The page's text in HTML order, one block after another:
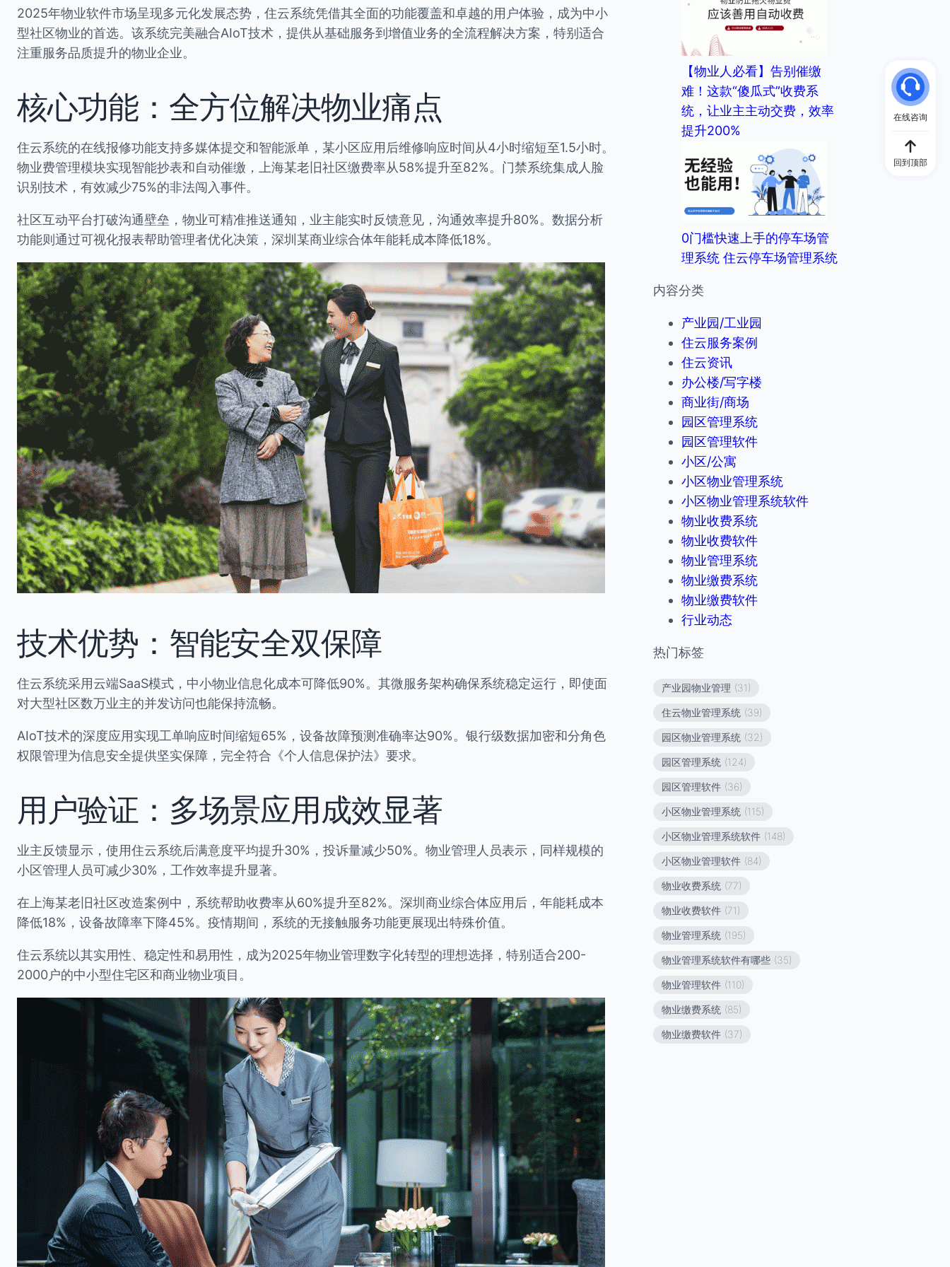
2025年物业软件市场呈现多元化发展态势，住云系统凭借其全面的功能覆盖和卓越的用户体验，成为中小
型社区物业的首选。该系统完美融合AIoT技术，提供从基础服务到增值业务的全流程解决方案，特别适合
注重服务品质提升的物业企业。
核心功能：全方位解决物业痛点
住云系统的在线报修功能支持多媒体提交和智能派单，某小区应用后维修响应时间从4小时缩短至1.5小时。
物业费管理模块实现智能抄表和自动催缴，上海某老旧社区缴费率从58%提升至82%。门禁系统集成人脸
识别技术，有效减少75%的非法闯入事件。
社区互动平台打破沟通壁垒，物业可精准推送通知，业主能实时反馈意见，沟通效率提升80%。数据分析
功能则通过可视化报表帮助管理者优化决策，深圳某商业综合体年能耗成本降低18%。
技术优势：智能安全双保障
住云系统采用云端SaaS模式，中小物业信息化成本可降低90%。其微服务架构确保系统稳定运行，即使面
对大型社区数万业主的并发访问也能保持流畅。
AIoT技术的深度应用实现工单响应时间缩短65%，设备故障预测准确率达90%。银行级数据加密和分角色
权限管理为信息安全提供坚实保障，完全符合《个人信息保护法》要求。
用户验证：多场景应用成效显著
业主反馈显示，使用住云系统后满意度平均提升30%，投诉量减少50%。物业管理人员表示，同样规模的
小区管理人员可减少30%，工作效率提升显著。
在上海某老旧社区改造案例中，系统帮助收费率从60%提升至82%。深圳商业综合体应用后，年能耗成本
降低18%，设备故障率下降45%。疫情期间，系统的无接触服务功能更展现出特殊价值。
住云系统以其实用性、稳定性和易用性，成为2025年物业管理数字化转型的理想选择，特别适合200-
2000户的中小型住宅区和商业物业项目。
【物业人必看】告别催缴
难！这款“傻瓜式”收费系
统，让业主主动交费，效率
提升200%
0门槛快速上手的停车场管
理系统 住云停车场管理系统
内容分类
产业园/工业园
住云服务案例
住云资讯
办公楼/写字楼
商业街/商场
园区管理系统
园区管理软件
小区/公寓
小区物业管理系统
小区物业管理系统软件
物业收费系统
物业收费软件
物业管理系统
物业缴费系统
物业缴费软件
行业动态
热门标签
产业园物业管理 (31)
住云物业管理系统 (39)
园区物业管理系统 (32)
园区管理系统 (124)
园区管理软件 (36)
小区物业管理系统 (115)
小区物业管理系统软件 (148)
小区物业管理软件 (84)
物业收费系统 (77)
物业收费软件 (71)
物业管理系统 (195)
物业管理系统软件有哪些 (35)
物业管理软件 (110)
物业缴费系统 (85)
物业缴费软件 (37)
在线咨询
回到顶部